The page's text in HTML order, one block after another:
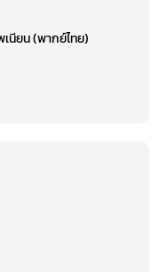
นียน (พากย์ไทย)